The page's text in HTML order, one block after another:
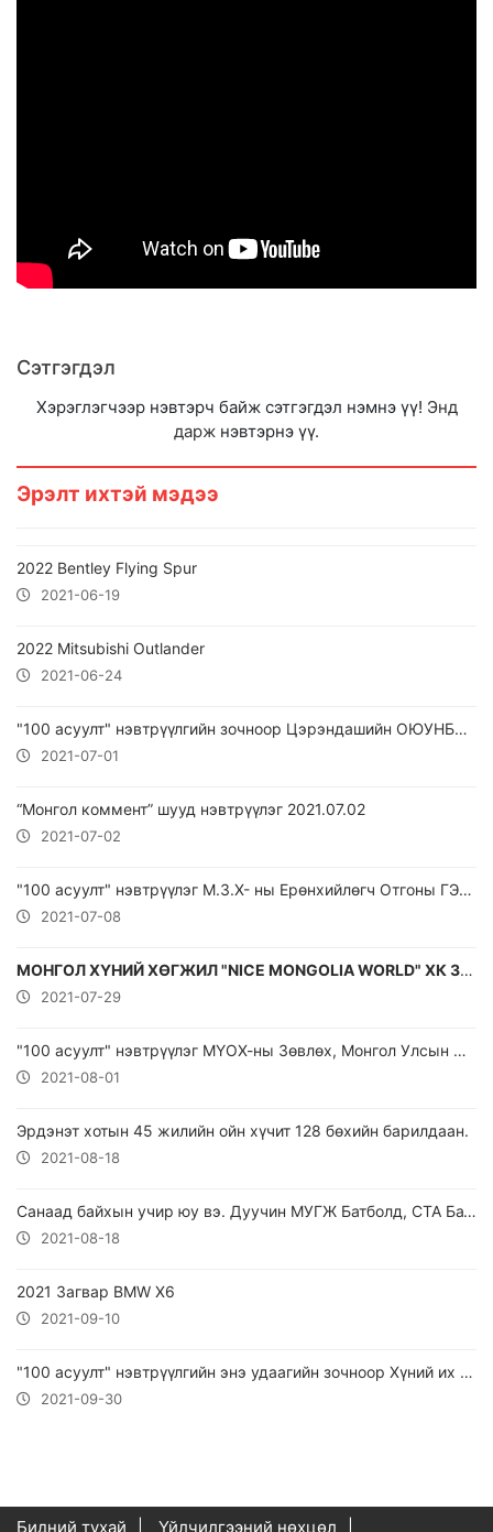
Сэтгэгдэл
Хэрэглэгчээр нэвтэрч байж сэтгэгдэл нэмнэ үү! Энд
дарж нэвтэрнэ үү.
Эрэлт ихтэй мэдээ
2022 Bentley Flying Spur
2021-06-19
2022 Mitsubishi Outlander
2021-06-24
"100 асуулт" нэвтрүүлгийн зочноор Цэрэндашийн ОЮУНБААТАР уригдан оролцлоо.
2021-07-01
“Монгол коммент” шууд нэвтрүүлэг 2021.07.02
2021-07-02
"100 асуулт" нэвтрүүлэг М.З.Х- ны Ерөнхийлөгч Отгоны ГЭРЭЛТ-ОД оролцлоо.
2021-07-08
МОНГОЛ ХҮНИЙ ХӨГЖИЛ "NICE MONGOLIA WORLD" ХК ЗАХИРАЛ Д.ДАВААБААТАР
2021-07-29
"100 асуулт" нэвтрүүлэг МҮОХ-ны Зөвлөх, Монгол Улсын Соёлын гавьяат зүтгэлтэн Жүгдэрийн ОТГОНЦАГААН уригдан оролцлоо.
2021-08-01
Эрдэнэт хотын 45 жилийн ойн хүчит 128 бөхийн барилдаан.
2021-08-18
Санаад байхын учир юу вэ. Дуучин МУГЖ Батболд, СТА Батсүх
2021-08-18
2021 Загвар BMW X6
2021-09-10
"100 асуулт" нэвтрүүлгийн энэ удаагийн зочноор Хүний их эмч Б.Содномпил уригдан оролцлоо.
2021-09-30
Бидний тухай Үйлчилгээний нөхцөл